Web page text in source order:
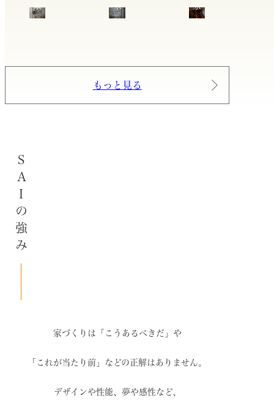
家
家
家
もっと見る
SAIの強み
家づくりは「こうあるべきだ」や
「これが当たり前」などの正解はありません。
デザインや性能、夢や感性など、